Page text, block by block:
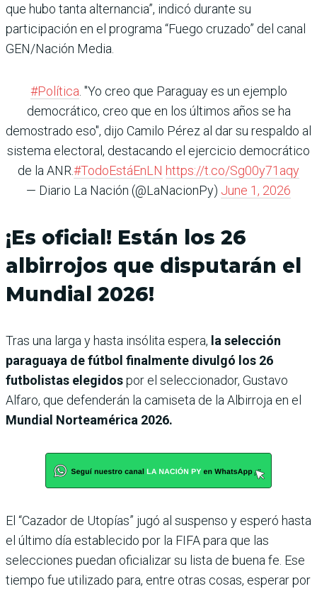
que hubo tanta alternancia”, indicó durante su
participación en el programa “Fuego cruzado” del canal
GEN/Nación Media.
#Política . "Yo creo que Paraguay es un ejemplo
democrático, creo que en los últimos años se ha
demostrado eso", dijo Camilo Pérez al dar su respaldo al
sistema electoral, destacando el ejercicio democrático
de la ANR.#TodoEstáEnLN https://t.co/Sg00y71aqy
— Diario La Nación (@LaNacionPy) June 1, 2026
¡Es oficial! Están los 26
albirrojos que disputarán el
Mundial 2026!
Tras una larga y hasta insólita espera, la selección
paraguaya de fútbol finalmente divulgó los 26
futbolistas elegidospor el seleccionador, Gustavo
Alfaro, que defenderán la camiseta de la Albirroja en el
Mundial Norteamérica 2026.
El “Cazador de Utopías” jugó al suspenso y esperó hasta
el último día establecido por la FIFA para que las
selecciones puedan oficializar su lista de buena fe. Ese
tiempo fue utilizado para, entre otras cosas, esperar por